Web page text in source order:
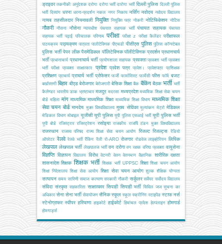
ड्राइवर तकनीकी अनुदेशक दरोगा दरोगा भर्ती दारोगा भर्ती दिल्ली पुलिस दिल्ली पुलिस
भर्ती दिव्यांग धरना धरना-प्रदर्शन नकल नगर निकाय नर्सिंग नवोदय नवोदय विद्यालय
नायब तहसीलदार नियमावली नियुक्ति नियुक्ति पत्र नोकरी नोटिफिकेशन नोटिस
नौकरी नौसना नौसेना न्यायधीश पंचयात सहायक भर्ती पंचायत सहायक पंचायत
सहायक भर्ती पढ़ाई परिचालक परिणाम परीक्षा परीक्षा z परीक्षा कैलेंडर परीक्षाफल
पाठयक्रम पाठ्यक्रम पात्रता पालीटेक्निक पीएचडी पीसीएस पुलिस पुलिस कॉन्स्टेबल
पुलिस भर्ती पेपर लीक पैरामेडिकल पॉलिटेक्निक पॉलीटेक्निक प्रदर्शन प्रधानचार्य
भर्ती प्रधानाचार्य प्रधानाचार्य भर्ती प्रयोगशाला सहायक प्रवक्ता प्रवक्ता भर्ती प्रवक्ता
भर्ती परीक्षा
प्रवक्ता साक्षात्कार प्रवेश प्रवेश पत्र प्रवेश। प्रवेशपत्र प्रशिक्षक
प्रशिक्षण प्राचार्य प्राचार्य भर्ती प्रोफेसर फर्जी फार्मासिस्ट फार्मेसी फीस फॉर्म बजट
बर्खास्तगी बिहार बीएड बेरोजगार बेरोजगारी बेसिक शिक्षा बैंक बैंकिंग बैठक भर्ती भर्ती
कैलेण्डर भारतीय डाक भ्रष्टाचार मजदूर मदरसा मध्यप्रदेश मध्यमिक शिक्षा सेवा चयन
बोर्ड महिला मांग माध्यमिक माध्यमिक शिक्षा माध्यमिक शिक्षा विभाग माध्यमिक शिक्षा
सेवा चयन बोर्ड मानदेय मुक्त विश्वविद्यालय मुख्य सेविका मूल्यांकन मेट्रो मेडिकल
मेडिकल विभाग मोबाइल यूजीसी यूपी पुलिस यूपी पुलिस एसआई भर्ती यूपी पुलिस भर्ती
यूपी बोर्ड रजिस्ट्रार रजिस्ट्रेशन रसोइया राजकीय राजर्षि टंडन मुक्त विश्वविद्यालय
राजस्थान राजस्व परिषद राज्य शिक्षा सेवा चयन आयोग रिजल्ट रिजल्ट्स
रेडियो
ऑपरेटर रेलवे रेलवे भर्ती रैंकिंग रैली रो-ARO रोजगार रोडवेज लाइब्रेरियन लिपिक
लेखपाल लेखपाल भर्ती लेखपालज भर्ती वन दरोगा वन रक्षक वरिष्ठ प्रवक्ता वायुसेना
विज्ञप्ति विज्ञापन विद्यालय विरोध वेटनरी वेतन वेतनमान वैज्ञानिक
शारीरिक दक्षता
शासनादेश शिक्षक शिक्षक भर्ती शिक्षक भर्ती UPPSC शिक्षा शिक्षा चयन आयोग
शिक्षा निदेशालय शिक्षा सेवा आयोग शिक्षा सेवा चयन आयोग शुल्क शैक्षिक योग्यता
सत्यापन समय सारिणी समाज कल्याण सरकारी नौकरी सर्कुलर सर्वेयर सर्वोदय विद्यालय
संविदा संस्कृत सहकारिता साक्षात्कार सिपाही सिपाही भर्ती सिविल जज सूचना का
अधिकार सेना सेना भर्ती सेवायोजन सैनिक स्कूल स्कूल स्क्रीनिंग स्टाइपेंड स्टाफ नर्स
स्टेनोग्राफर स्वीपर हरियाणा हाइकोर्ट हाईकोर्ट हिमांचल प्रदेश हेल्पलाइन होमगार्ड
होमगार्ड्स